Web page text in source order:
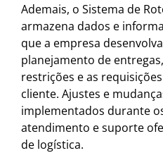
Ademais, o Sistema de
armazena dados e
que a empresa
planejamento de
restrições e as
cliente. Ajustes e
implementados durante
atendimento e suporte
de logística.